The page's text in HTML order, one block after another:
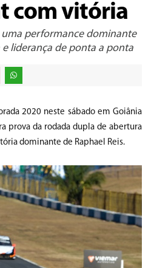
com vitória
uma performance dominante
liderança de ponta a ponta
2020 neste sábado em Goiânia
prova da rodada dupla de abertura
dominante de Raphael Reis.